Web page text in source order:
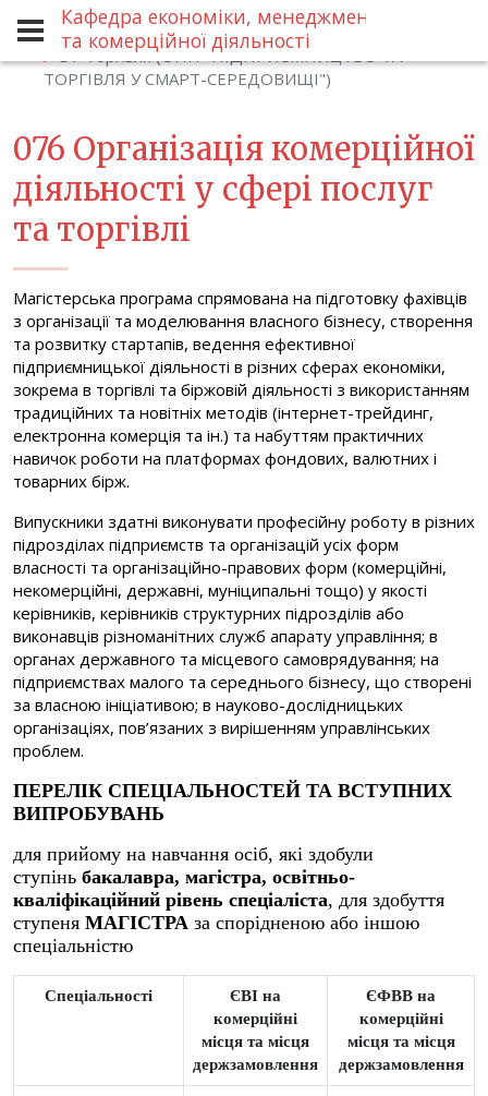
Кафедра економіки, менеджменту
та комерційної діяльності
Спеціальності
Магістр
D7 Торгівля (ОПП "ПІДПРИЄМНИЦТВО ТА
ТОРГІВЛЯ У СМАРТ-СЕРЕДОВИЩІ")
076 Організація комерційної
діяльності у сфері послуг
та торгівлі
Магістерська програма спрямована на підготовку фахівців
з організації та моделювання власного бізнесу, створення
та розвитку стартапів, ведення ефективної
підприємницької діяльності в різних сферах економіки,
зокрема в торгівлі та біржовій діяльності з використанням
традиційних та новітніх методів (інтернет-трейдинг,
електронна комерція та ін.) та набуттям практичних
навичок роботи на платформах фондових, валютних і
товарних бірж.
Випускники здатні виконувати професійну роботу в різних
підрозділах підприємств та організацій усіх форм
власності та організаційно-правових форм (комерційні,
некомерційні, державні, муніципальні тощо) у якості
керівників, керівників структурних підрозділів або
виконавців різноманітних служб апарату управління; в
органах державного та місцевого самоврядування; на
підприємствах малого та середнього бізнесу, що створені
за власною ініціативою; в науково-дослідницьких
організаціях, пов’язаних з вирішенням управлінських
проблем.
ПЕРЕЛІК СПЕЦІАЛЬНОСТЕЙ ТА ВСТУПНИХ
ВИПРОБУВАНЬ
для прийому на навчання осіб, які здобули
ступінь бакалавра, магістра, освітньо-
кваліфікаційний рівень спеціаліста, для здобуття
ступеня МАГІСТРА за спорідненою або іншою
спеціальністю
Спеціальності
ЄВІ на
комерційні
місця та місця
держзамовлення
ЄФВВ на
комерційні
місця та місця
держзамовлення